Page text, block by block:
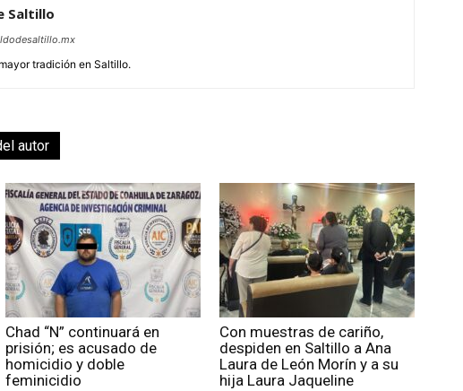
Saltillo
tradición en Saltillo.
autor
Chad “N” continuará en
prisión; es acusado de
homicidio y doble
feminicidio
Con muestras de cariño,
despiden en Saltillo a Ana
Laura de León Morín y a su
hija Laura Jaqueline